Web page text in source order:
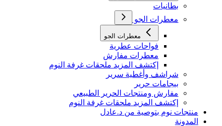
بطانيات
معطرات الجو
معطرات الجو
فواحات عطرية
معطرات مفارش
إكتشف المزيد ملحقات غرفة النوم
شراشف وأغطية سرير
بيجامات حرير
مفارش ومنتجات الحرير الطبيعي
إكتشف المزيد ملحقات غرفة النوم
منتجات نوم بتوصية من د.عادل
المدونة